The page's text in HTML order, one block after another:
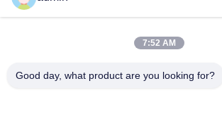
動画
工場見学
7:52 AM
Good day, what product are you looking for?